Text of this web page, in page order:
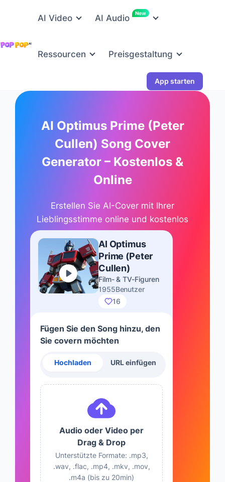
AI Video AI Audio New
Ressourcen Preisgestaltung
App starten
AI Optimus Prime (Peter
Cullen) Song Cover
Generator – Kostenlos &
Online
Erstellen Sie AI-Cover mit Ihrer
Lieblingsstimme online und kostenlos
AI Optimus
Prime (Peter
Cullen)
Film- & TV-Figuren
1955Benutzer
16
Fügen Sie den Song hinzu, den
Sie covern möchten
Hochladen URL einfügen
Audio oder Video per
Drag & Drop
Unterstützte Formate: .mp3,
.wav, .flac, .mp4, .mkv, .mov,
.m4a (bis zu 20min)